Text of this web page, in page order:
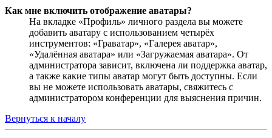
Как мне включить отображение аватары?
На вкладке «Профиль» личного раздела вы можете
добавить аватару с использованием четырёх
инструментов: «Граватар», «Галерея аватар»,
«Удалённая аватара» или «Загружаемая аватара». От
администратора зависит, включена ли поддержка аватар,
а также какие типы аватар могут быть доступны. Если
вы не можете использовать аватары, свяжитесь с
администратором конференции для выяснения причин.
Вернуться к началу